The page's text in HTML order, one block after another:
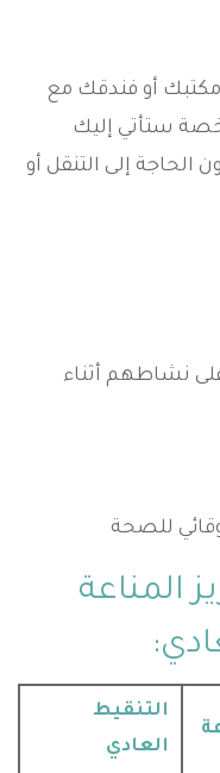
أو فندقك مع
ستأتي إليك
الحاجة إلى التنقل أو
نشاطهم أثناء
للصحة
المناعة
التنقيط
العادي